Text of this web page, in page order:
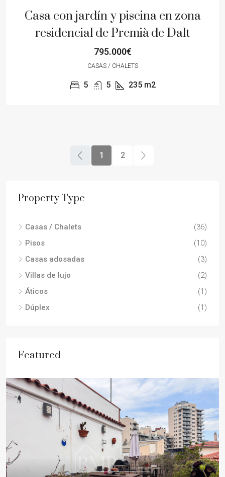
Casa con jardín y piscina en zona
residencial de Premià de Dalt
795.000€
CASAS / CHALETS
5 5 235 m2
1 2
Property Type
Casas / Chalets
(36)
Pisos
(10)
Casas adosadas
(3)
Villas de lujo
(2)
Áticos
(1)
Dúplex
(1)
Featured